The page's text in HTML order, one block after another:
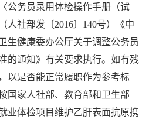
公务员录用体检操作手册（试
人社部发〔2016〕140号）《中
生健康委办公厅关于调整公务员
的通知》有关要求执行。如有残
以是否能正常履职作为参考标
国家人社部、教育部和卫生部
业体检项目维护乙肝表面抗原携